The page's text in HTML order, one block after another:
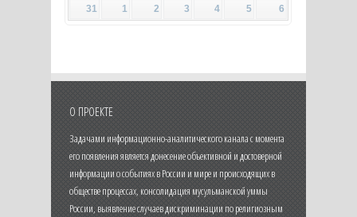
31
1 2 3 4 5 6
О ПРОЕКТЕ
Задачами информационно-аналитического канала с момента
его появления является донесение объективной и достоверной
информации о событиях в России и мире и происходящих в
обществе процессах, консолидация мусульманской уммы
России, выявление случаев дискриминации по религиозным